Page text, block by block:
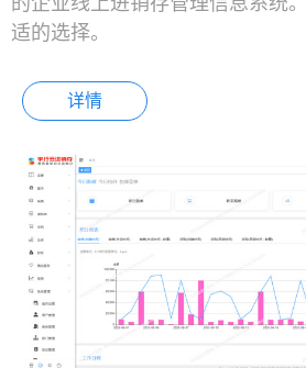
适的选择。
详情